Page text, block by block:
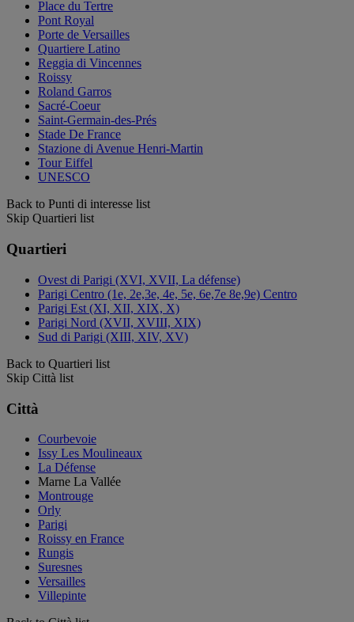
Place du Tertre
Pont Royal
Porte de Versailles
Quartiere Latino
Reggia di Vincennes
Roissy
Roland Garros
Sacré-Coeur
Saint-Germain-des-Prés
Stade De France
Stazione di Avenue Henri-Martin
Tour Eiffel
UNESCO
Back to Punti di interesse list
Skip Quartieri list
Quartieri
Ovest di Parigi (XVI, XVII, La défense)
Parigi Centro (1e, 2e,3e, 4e, 5e, 6e,7e 8e,9e) Centro
Parigi Est (XI, XII, XIX, X)
Parigi Nord (XVII, XVIII, XIX)
Sud di Parigi (XIII, XIV, XV)
Back to Quartieri list
Skip Città list
Città
Courbevoie
Issy Les Moulineaux
La Défense
Marne La Vallée
Montrouge
Orly
Parigi
Roissy en France
Rungis
Suresnes
Versailles
Villepinte